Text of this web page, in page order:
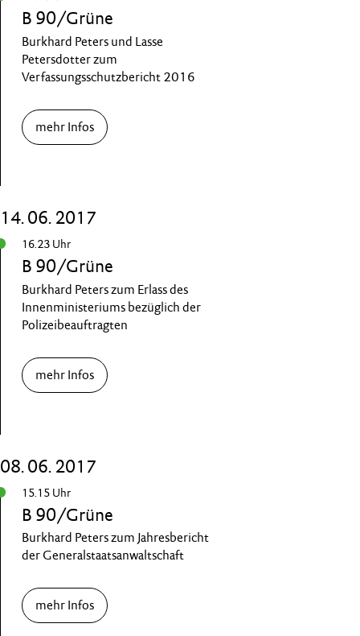
B 90/Grüne
Burkhard Peters und Lasse
Petersdotter zum
Verfassungsschutzbericht 2016
mehr Infos
14. 06. 2017
16.23 Uhr
B 90/Grüne
Burkhard Peters zum Erlass des
Innenministeriums bezüglich der
Polizeibeauftragten
mehr Infos
08. 06. 2017
15.15 Uhr
B 90/Grüne
Burkhard Peters zum Jahresbericht
der Generalstaatsanwaltschaft
mehr Infos